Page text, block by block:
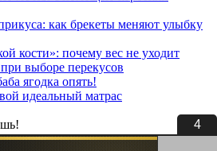
3
как брекеты меняют улыбку
кости»: почему вес не уходит
выборе перекусов
ягодка опять!
идеальный матрас